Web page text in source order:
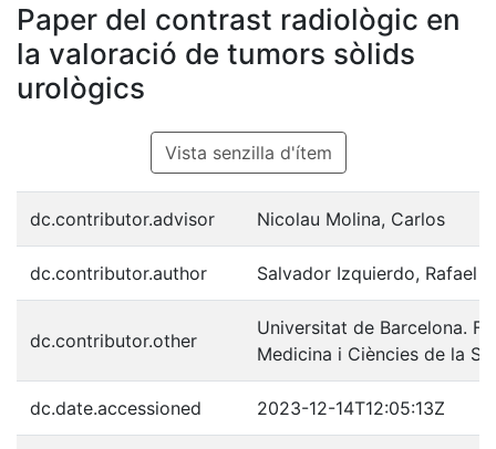
Contacte
Paper del contrast radiològic en
la valoració de tumors sòlids
urològics
Vista senzilla d'ítem
dc.contributor.advisor Nicolau Molina, Carlos
dc.contributor.author Salvador Izquierdo, Rafael
dc.contributor.other
Universitat de Barcelona.
Medicina i Ciències de la
dc.date.accessioned 2023-12-14T12:05:13Z